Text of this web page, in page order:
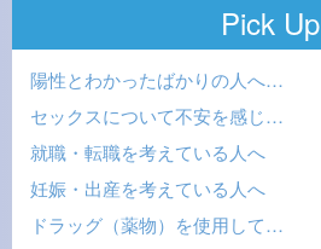
Pick Up
陽性とわかったばかりの人へ…
セックスについて不安を感じ…
就職・転職を考えている人へ
妊娠・出産を考えている人へ
ドラッグ（薬物）を使用して…